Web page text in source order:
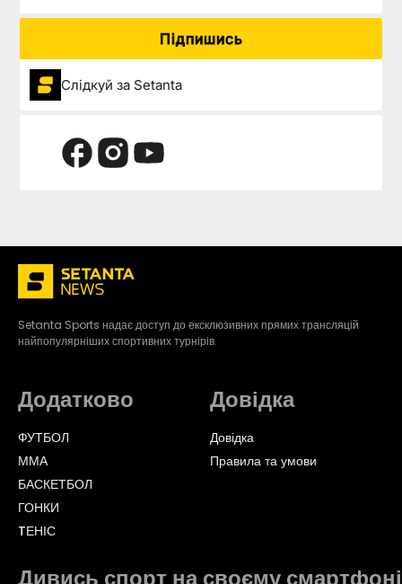
Підпишись
Слідкуй за Setanta
Setanta Sports надає доступ до ексклюзивних прямих трансляцій
найпопулярніших спортивних турнірів.
Додатково
ФУТБОЛ
ММА
БАСКЕТБОЛ
ГОНКИ
TЕНІС
Довідка
Довідка
Правила та умови